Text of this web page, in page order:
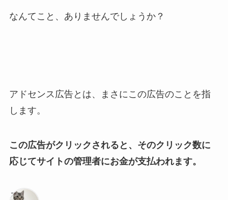
なんてこと、ありませんでしょうか？
アドセンス広告とは、まさにこの広告のことを指
します。
この広告がクリックされると、そのクリック数に
応じてサイトの管理者にお金が支払われます。
ろく